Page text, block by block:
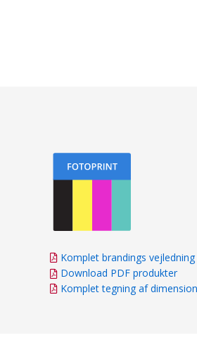
Komplet brandings vejledning
Download PDF produkter
Komplet tegning af